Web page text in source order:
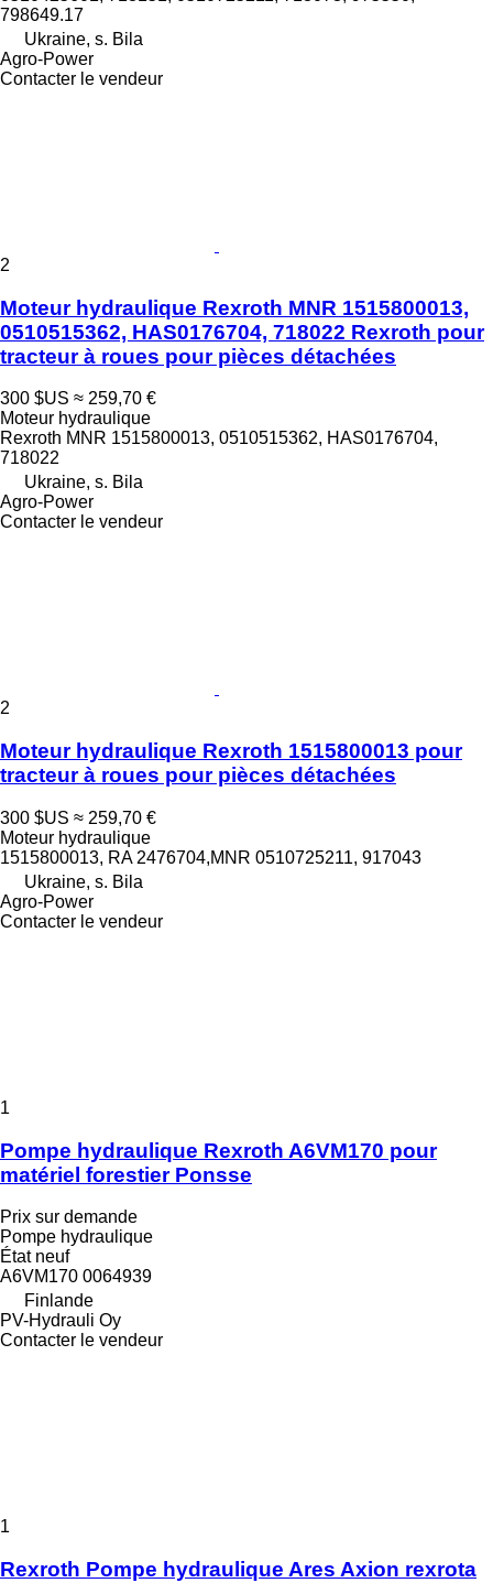
798649.17
Ukraine, s. Bila
Agro-Power
Contacter le vendeur
2
Moteur hydraulique Rexroth MNR 1515800013,
0510515362, HAS0176704, 718022 Rexroth pour
tracteur à roues pour pièces détachées
300 $US ≈ 259,70 €
Moteur hydraulique
Rexroth MNR 1515800013, 0510515362, HAS0176704,
718022
Ukraine, s. Bila
Agro-Power
Contacter le vendeur
2
Moteur hydraulique Rexroth 1515800013 pour
tracteur à roues pour pièces détachées
300 $US ≈ 259,70 €
Moteur hydraulique
1515800013, RA 2476704,MNR 0510725211, 917043
Ukraine, s. Bila
Agro-Power
Contacter le vendeur
1
Pompe hydraulique Rexroth A6VM170 pour
matériel forestier Ponsse
Prix sur demande
Pompe hydraulique
Étatneuf
A6VM170 0064939
Finlande
PV-Hydrauli Oy
Contacter le vendeur
1
Rexroth Pompe hydraulique Ares Axion rexrota